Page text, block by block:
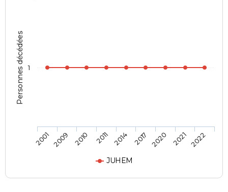
Personnes décédées
JUHEM
2001 2009 2010 2011 2014 2017 2020 2021 2022
1